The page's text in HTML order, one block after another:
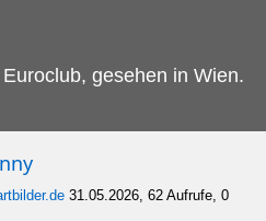
gesehen in Wien.
31.05.2026, 62 Aufrufe, 0